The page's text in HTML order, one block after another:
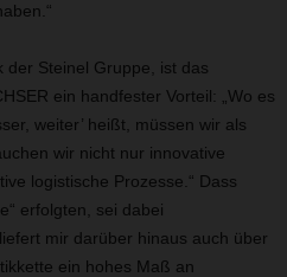
der Steinel Gruppe, ist das
ein handfester Vorteil: „Wo es
weiter’ heißt, müssen wir als
wir nicht nur innovative
logistische Prozesse.“ Dass
erfolgten, sei dabei
mir darüber hinaus auch über
ein hohes Maß an